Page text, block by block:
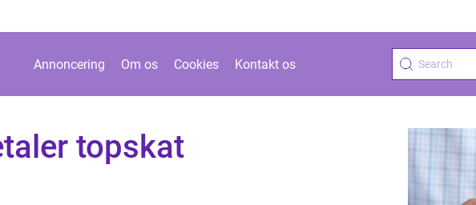
Annoncering Om os Cookies Kontakt os
topskat